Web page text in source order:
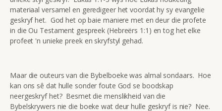
materiaal versamel en geredigeer het voordat hy sy evangelie
geskryf het. God het op baie maniere met en deur die profete
in die Ou Testament gespreek (Hebreërs 1:1) en tog het elke
profeet 'n unieke preek en skryfstyl gehad.
Maar die outeurs van die Bybelboeke was almal sondaars. Hoe
kan ons sê dat hulle sonder foute God se boodskap
neergeskryf het? Besmet die menslikheid van die
Bybelskrywers nie die boeke wat deur hulle geskryf is nie? Nee.